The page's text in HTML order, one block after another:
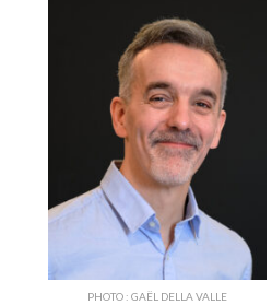
PHOTO : GAËL DELLA VALLE